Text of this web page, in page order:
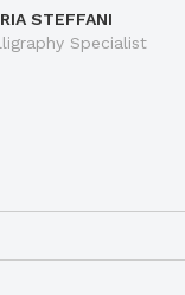
STEFFANI
Specialist